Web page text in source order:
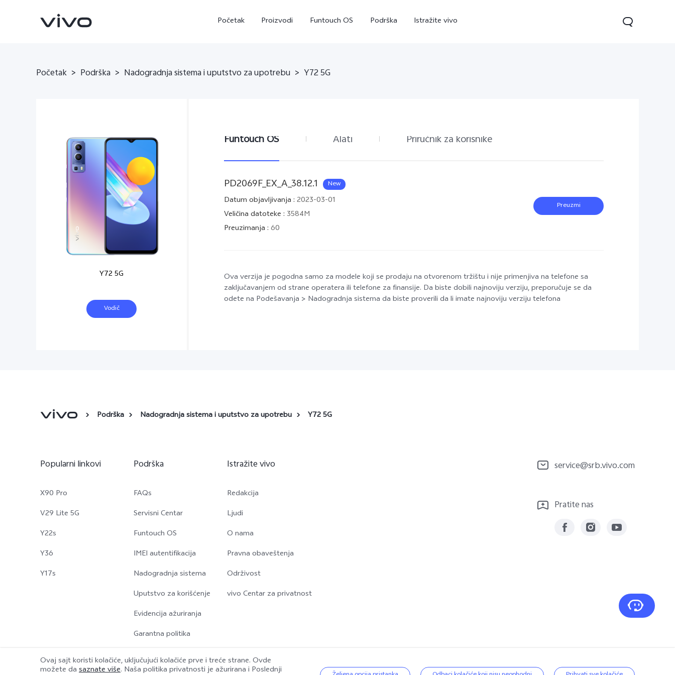
Početak Proizvodi Funtouch OS Podrška Istražite vivo
X90 Pro X80 Lite
Početak > Podrška > Nadogradnja sistema i uputstvo za upotrebu > Y72 5G
Y72 5G
Vodič
Funtouch OS Alati Priručnik za korisnike
PD2069F_EX_A_38.12.1 New
Datum objavljivanja : 2023-03-01
Veličina datoteke : 3584M
Preuzimanja : 60
Preuzmi
Ova verzija je pogodna samo za modele koji se prodaju na otvorenom tržištu i nije primenjiva na telefone sa
zaključavanjem od strane operatera ili telefone za finansije. Da biste dobili najnoviju verziju, preporučuje se da
odete na Podešavanja > Nadogradnja sistema da biste proverili da li imate najnoviju verziju telefona
Podrška Nadogradnja sistema i uputstvo za upotrebu Y72 5G
Popularni linkovi
X90 Pro
V29 Lite 5G
Y22s
Y36
Y17s
Podrška
FAQs
Servisni Centar
Funtouch OS
IMEI autentifikacija
Nadogradnja sistema
Uputstvo za korišćenje
Evidencija ažuriranja
Garantna politika
Istražite vivo
Redakcija
Ljudi
O nama
Pravna obaveštenja
Održivost
vivo Centar za privatnost
service@srb.vivo.com
Pratite nas
Ovaj sajt koristi kolačiće, uključujući kolačiće prve i treće strane. Ovde
možete da saznate više. Naša politika privatnosti je ažurirana i Poslednji